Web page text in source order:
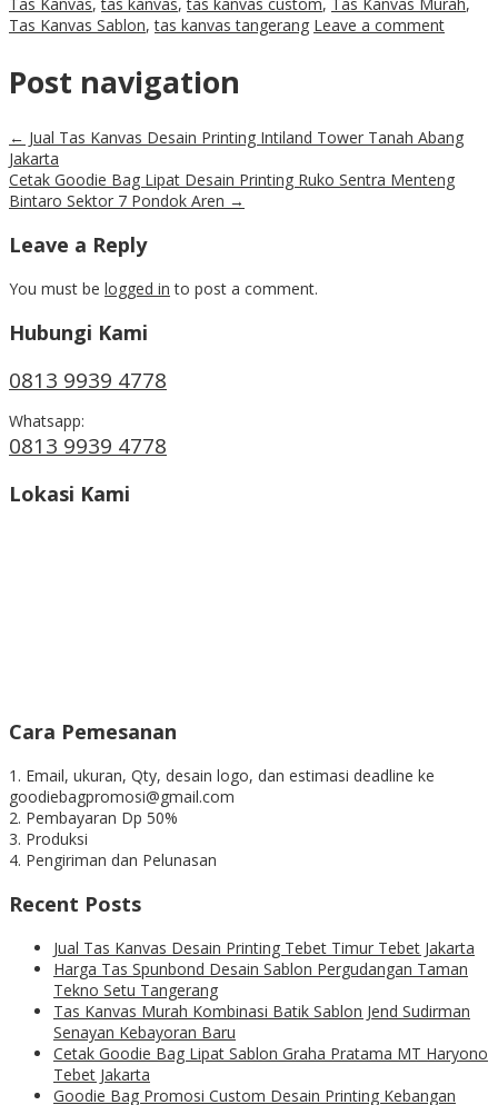
Tas Kanvas Sablon,tas kanvas tangerang Leave a comment
Post navigation
← Jual Tas Kanvas Desain Printing Intiland Tower Tanah Abang
Jakarta
Cetak Goodie Bag Lipat Desain Printing Ruko Sentra Menteng
Bintaro Sektor 7 Pondok Aren →
Leave a Reply
You must be logged in to post a comment.
Hubungi Kami
0813 9939 4778
Whatsapp:
0813 9939 4778
Lokasi Kami
Cara Pemesanan
1. Email, ukuran, Qty, desain logo, dan estimasi deadline ke
goodiebagpromosi@gmail.com
2. Pembayaran Dp 50%
3. Produksi
4. Pengiriman dan Pelunasan
Recent Posts
Jual Tas Kanvas Desain Printing Tebet Timur Tebet Jakarta
Harga Tas Spunbond Desain Sablon Pergudangan Taman
Tekno Setu Tangerang
Tas Kanvas Murah Kombinasi Batik Sablon Jend Sudirman
Senayan Kebayoran Baru
Cetak Goodie Bag Lipat Sablon Graha Pratama MT Haryono
Tebet Jakarta
Goodie Bag Promosi Custom Desain Printing Kebangan